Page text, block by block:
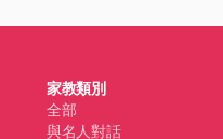
家教類別
全部
與名人對話